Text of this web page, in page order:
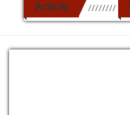
Article //////////